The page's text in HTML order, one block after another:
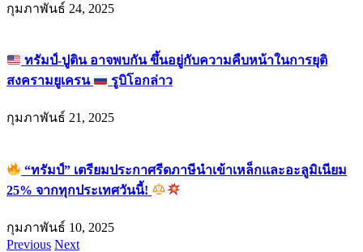
กุมภาพันธ์ 24, 2025
ทรัมป์-ปูติน อาจพบกัน ขึ้นอยู่กับความคืบหน้าในการยุติ
สงครามยูเครน
รูบิโอกล่าว
กุมภาพันธ์ 21, 2025
“ทรัมป์” เตรียมประกาศรีดภาษีนำเข้าเหล็กและอะลูมิเนียม
25% จากทุกประเทศวันนี้!
กุมภาพันธ์ 10, 2025
Previous Next